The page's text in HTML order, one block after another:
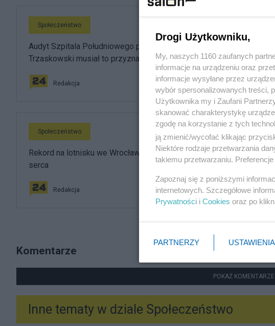
Społeczeństwo
Audyt Szpitala Południowego potwierdził najgorsze.
Trzaskowski musiał to przyznać
Redakcja
Społeczeństwo
Rekord na lotnisku we Wrocławiu. Te kierunki podbiły
serca
Redakcja
Komentarze
POKAŻ KOMENTARZE
Inne tematy w dziale Społeczeństwo
Drogi Użytkowniku,
My, naszych 1160 zaufanych
informacje na urządzeniu oraz
informacje wysyłane przez
wybór spersonalizowanych treści,
Użytkownika my i Zaufani
skanować charakterystykę
zgodę na korzystanie z tych
ją zmienić/wycofać klikając
Niektóre rodzaje przetwarzania
takiemu przetwarzaniu.
Zapoznaj się z poniższymi
internetowych. Szczegółowe
Prywatności i Cookies oraz po
PARTNERZY USTAWIENIA